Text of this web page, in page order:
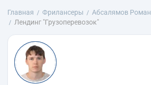
Главная Фрилансеры Абсалямов Роман
Лендинг "Грузоперевозок"